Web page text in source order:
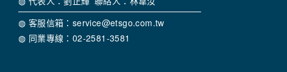
◍ 客服信箱：service@etsgo.com.tw
◍ 同業專線：02-2581-3581